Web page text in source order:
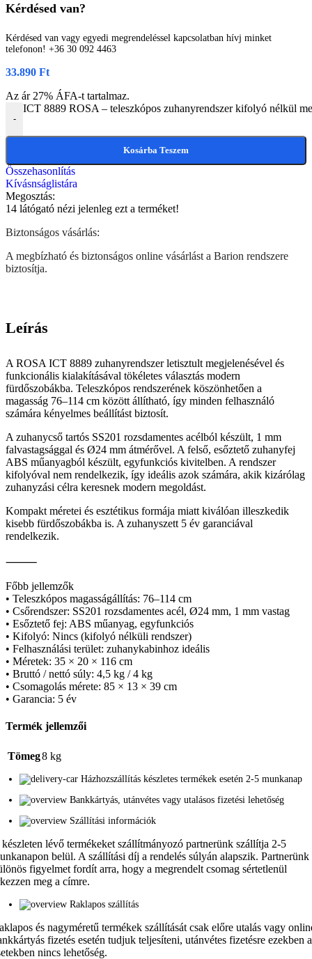
Kérdésed van?
Kérdésed van vagy egyedi megrendeléssel kapcsolatban hívj minket
telefonon! +36 30 092 4463
33.890 Ft
Az ár 27% ÁFA-t tartalmaz.
-
ICT 8889 ROSA – teleszkópos zuhanyrendszer kifolyó nélkül
Kosárba Teszem
Összehasonlítás
Kívásnságlistára
Megosztás:
14 látógató nézi jelenleg ezt a terméket!
Biztonságos vásárlás:
A megbízható és biztonságos online vásárlást a Barion rendszere
biztosítja.
Leírás
A ROSA ICT 8889 zuhanyrendszer letisztult megjelenésével és
funkcionális kialakításával tökéletes választás modern
fürdőszobákba. Teleszkópos rendszerének köszönhetően a
magasság 76–114 cm között állítható, így minden felhasználó
számára kényelmes beállítást biztosít.
A zuhanycső tartós SS201 rozsdamentes acélból készült, 1 mm
falvastagsággal és Ø24 mm átmérővel. A felső, esőztető zuhanyfej
ABS műanyagból készült, egyfunkciós kivitelben. A rendszer
kifolyóval nem rendelkezik, így ideális azok számára, akik kizárólag
zuhanyzási célra keresnek modern megoldást.
Kompakt méretei és esztétikus formája miatt kiválóan illeszkedik
kisebb fürdőszobákba is. A zuhanyszett 5 év garanciával
rendelkezik.
⸻
Főbb jellemzők
• Teleszkópos magasságállítás: 76–114 cm
• Csőrendszer: SS201 rozsdamentes acél, Ø24 mm, 1 mm vastag
• Esőztető fej: ABS műanyag, egyfunkciós
• Kifolyó: Nincs (kifolyó nélküli rendszer)
• Felhasználási terület: zuhanykabinhoz ideális
• Méretek: 35 × 20 × 116 cm
• Bruttó / nettó súly: 4,5 kg / 4 kg
• Csomagolás mérete: 85 × 13 × 39 cm
• Garancia: 5 év
Termék jellemzői
Tömeg8 kg
Házhozszállítás készletes termékek esetén 2-5 munkanap
Bankkártyás, utánvétes vagy utalásos fizetési lehetőség
Szállítási információk
lévő termékeket szállítmányozó partnerünk szállítja 2-5
belül. A szállítási díj a rendelés súlyán alapszik. Partnerünk
figyelmet fordít arra, hogy a megrendelt csomag sértetlenül
meg a címre.
Raklapos szállítás
és nagyméretű termékek szállítását csak előre utalás vagy
fizetés esetén tudjuk teljesíteni, utánvétes fizetésre ezekben
nincs lehetőség.